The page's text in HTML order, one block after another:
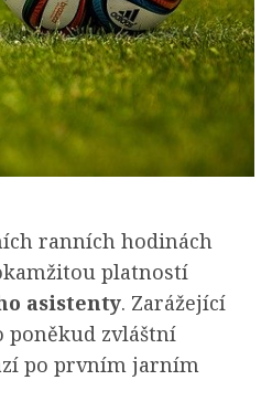
ranních hodinách
platností
asistenty. Zarážející
poněkud zvláštní
po prvním jarním